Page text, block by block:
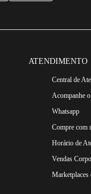
ATENDIMENTO
Central de
Acompanhe
Whatsapp
Compre com
Horário de
Vendas
Marketplaces